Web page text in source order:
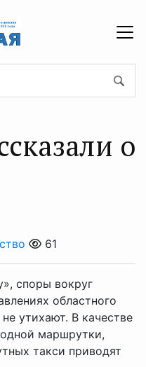
о
61
споры вокруг
областного
утихают. В качестве
маршрутки,
такси приводят